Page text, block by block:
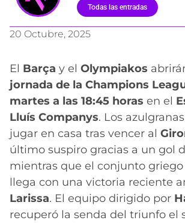
Todas las entradas
20 Octubre, 2025
El Barça y el Olympiakos
jornada de la Champions
martes a las 18:45 horas en el
Lluís Companys. Los
jugar en casa tras vencer al
último suspiro gracias a un gol
mientras que el conjunto
llega con una victoria reciente
Larissa. El equipo dirigido por
recuperó la senda del triunfo el